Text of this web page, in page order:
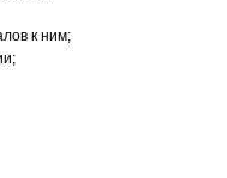
к ним;